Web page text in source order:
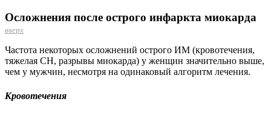
Осложнения после острого инфаркта миокарда
вверх
Частота некоторых осложнений острого ИМ (кровотечения,
тяжелая СН, разрывы миокарда) у женщин значительно выше,
чем у мужчин, несмотря на одинаковый алгоритм лечения.
Кровотечения